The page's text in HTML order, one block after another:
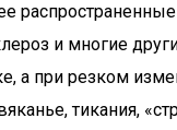
и многие
а при резком
тикания,